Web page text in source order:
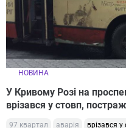
НОВИНА
У Кривому Розі на
врізався у стовп,
97 квартал аварія врізався у